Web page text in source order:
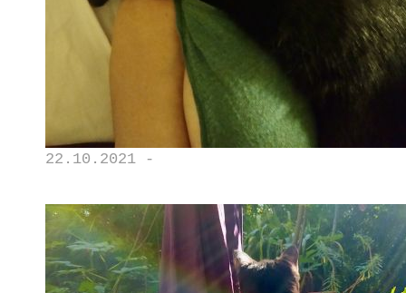
22.10.2021 -